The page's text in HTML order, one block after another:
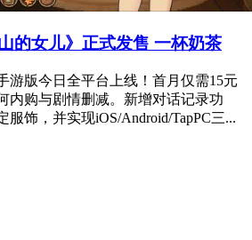
的女儿》正式发售 一杯奶茶
游版今日全平台上线！首月仅需15元
内购与剧情删减。新增对话记录功
服饰，并实现iOS/Android/TapPC三...